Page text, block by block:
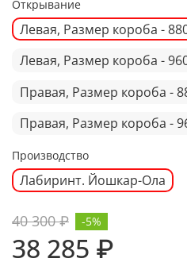
Открывание
Левая, Размер короба -
Левая, Размер короба -
Правая, Размер короба -
Правая, Размер короба -
Производство
Лабиринт. Йошкар-Ола
40 300 ₽
38 285 ₽
-5%